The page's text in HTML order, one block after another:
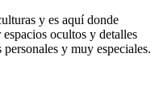
y es aquí donde
ocultos y detalles
y muy especiales.